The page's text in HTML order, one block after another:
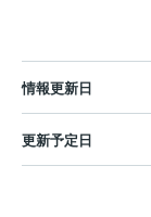
情報更新日
更新予定日